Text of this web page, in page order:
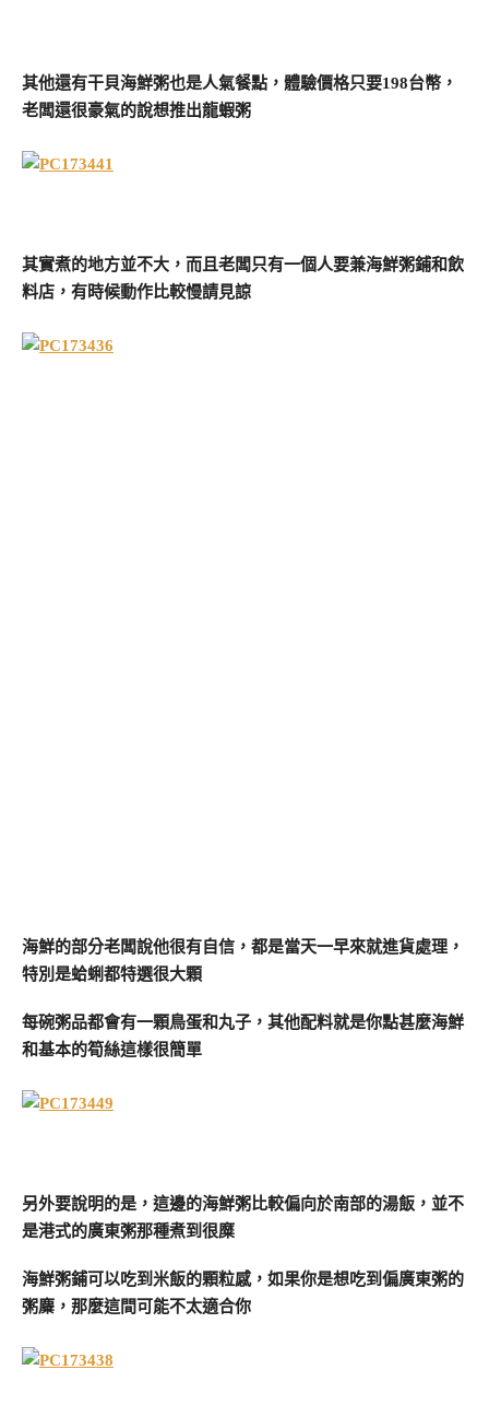
其他還有干貝海鮮粥也是人氣餐點，體驗價格只要198台幣，
老闆還很豪氣的說想推出龍蝦粥
其實煮的地方並不大，而且老闆只有一個人要兼海鮮粥鋪和飲
料店，有時候動作比較慢請見諒
海鮮的部分老闆說他很有自信，都是當天一早來就進貨處理，
特別是蛤蜊都特選很大顆
每碗粥品都會有一顆鳥蛋和丸子，其他配料就是你點甚麼海鮮
和基本的筍絲這樣很簡單
另外要說明的是，這邊的海鮮粥比較偏向於南部的湯飯，並不
是港式的廣東粥那種煮到很糜
海鮮粥鋪可以吃到米飯的顆粒感，如果你是想吃到偏廣東粥的
粥麋，那麼這間可能不太適合你